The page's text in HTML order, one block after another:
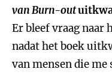
van Burn-out
Er bleef vraag naar
nadat het boek
van mensen die me